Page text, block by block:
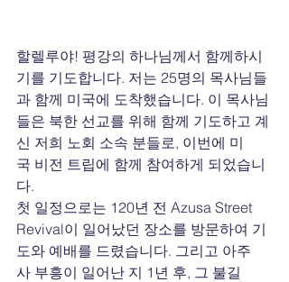
할렐루야! 평강의 하나님께서 함께하시
기를 기도합니다. 저는 25명의 목사님들
과 함께 미국에 도착했습니다. 이 목사님
들은 북한 선교를 위해 함께 기도하고 계
신 저희 노회 소속 분들로, 이번에 미
국 비전 트립에 함께 참여하게 되었습니
다.
첫 일정으로는 120년 전 Azusa Street
Revival이 일어났던 장소를 방문하여 기
도와 예배를 드렸습니다. 그리고 아주
사 부흥이 일어난 지 1년 후, 그 불길